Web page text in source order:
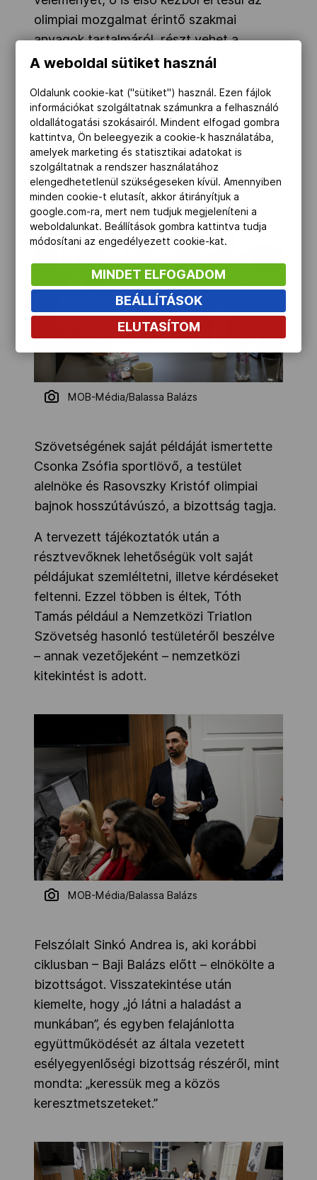
olimpiai mozgalmat érintő szakmai
anyagok tartalmáról, részt vehet a
döntésekben. Ezzel jó példát szeretnénk
sportágak szövetségeinek közel ötven
százalékában működik Magyarországon
sportolói bizottság, szeretnénk, ha ez a
szám egyre nőne” – fogalmazott az
olimpiai bajnok sportvezető.
MOB-Média/Balassa Balázs
Szövetségének saját példáját ismertette
Csonka Zsófia sportlövő, a testület
alelnöke és Rasovszky Kristóf olimpiai
bajnok hosszútávúszó, a bizottság tagja.
A tervezett tájékoztatók után a
résztvevőknek lehetőségük volt saját
példájukat szemléltetni, illetve kérdéseket
feltenni. Ezzel többen is éltek, Tóth
Tamás például a Nemzetközi Triatlon
Szövetség hasonló testületéről beszélve
– annak vezetőjeként – nemzetközi
kitekintést is adott.
MOB-Média/Balassa Balázs
Felszólalt Sinkó Andrea is, aki korábbi
ciklusban – Baji Balázs előtt – elnökölte a
bizottságot. Visszatekintése után
kiemelte, hogy „jó látni a haladást a
munkában”, és egyben felajánlotta
együttműködését az általa vezetett
esélyegyenlőségi bizottság részéről, mint
mondta: „keressük meg a közös
keresztmetszeteket.”
A weboldal sütiket használ
Oldalunk cookie-kat ("sütiket") használ. Ezen fájlok
információkat szolgáltatnak számunkra a felhasználó
oldallátogatási szokásairól. Mindent elfogad gombra
kattintva, Ön beleegyezik a cookie-k használatába,
amelyek marketing és statisztikai adatokat is
szolgáltatnak a rendszer használatához
elengedhetetlenül szükségeseken kívül. Amennyiben
minden cookie-t elutasít, akkor átirányítjuk a
google.com-ra, mert nem tudjuk megjeleníteni a
weboldalunkat. Beállítások gombra kattintva tudja
módosítani az engedélyezett cookie-kat.
MINDET ELFOGADOM
BEÁLLÍTÁSOK
ELUTASÍTOM